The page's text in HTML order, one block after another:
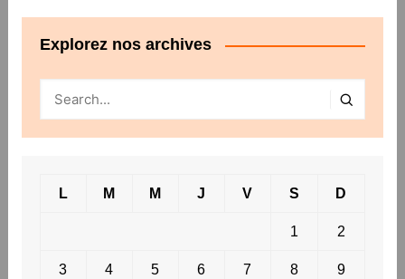
Explorez nos archives
L M M J V S D
1 2
3 4 5 6 7 8 9